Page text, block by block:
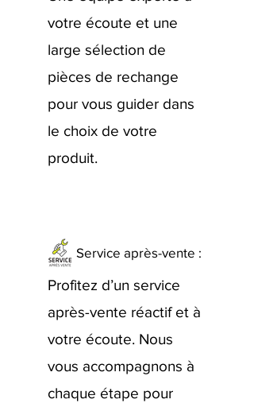
votre écoute et une
large sélection de
pièces de rechange
pour vous guider dans
le choix de votre
produit.
Service après-vente :
Profitez d’un service
après-vente réactif et à
votre écoute. Nous
vous accompagnons à
chaque étape pour